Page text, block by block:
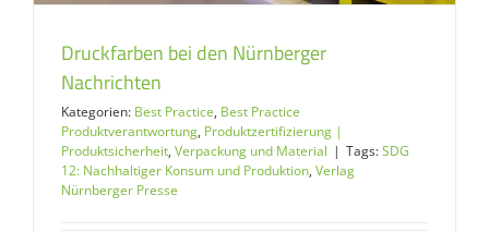
Druckfarben bei den Nürnberger
Nachrichten
Kategorien: Best Practice, Best Practice
Produktverantwortung, Produktzertifizierung |
Produktsicherheit, Verpackung und Material | Tags:SDG
12: Nachhaltiger Konsum und Produktion, Verlag
Nürnberger Presse